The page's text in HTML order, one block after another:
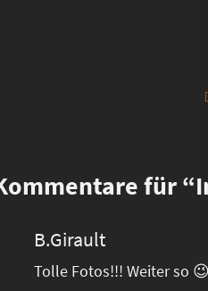
für
B.Girault
Tolle Fotos!!! Weiter so 😉